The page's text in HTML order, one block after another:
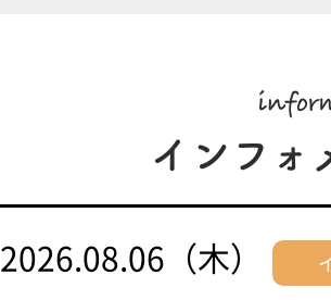
2026.08.06（木）